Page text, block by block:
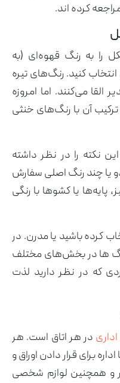
کرده اند.
را به رنگ قهوه‌ای (به
کنید. رنگ‌های تیره
القا می‌کنند. اما امروزه
آن با رنگ‌های خنثی
نکته را در نظر داشته
دو یا چند رنگ اصلی سفارش
پایه‌ها یا کشوها با رنگی
کرده باشید یا مدرن. در
ها در بخش‌های مختلف
که در نظر دارید لذت
در هر اتاق است. هر
برای قرار دادن اوراق و
و همچنین لوازم شخصی